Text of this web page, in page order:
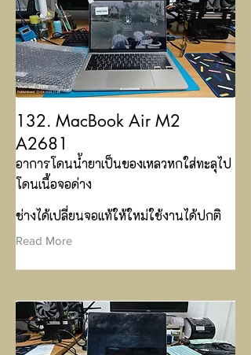
132. MacBook Air M2
A2681
อาการโดนน้ำยาเป็นของเหลวหกใส่ทะลุไป
โดนเนื้อจอด่าง
ช่างได้เปลี่ยนจอแท้ให้ใหม่ใช้งานได้ปกติ
Read More